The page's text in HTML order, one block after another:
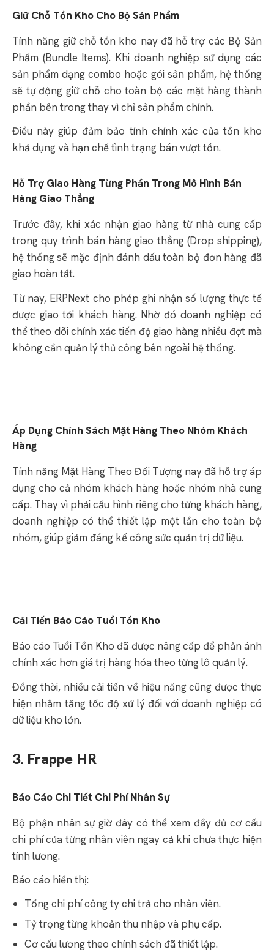
Giữ Chỗ Tồn Kho Cho Bộ Sản Phẩm
Tính năng giữ chỗ tồn kho nay đã hỗ trợ các Bộ Sản
Phẩm (Bundle Items). Khi doanh nghiệp sử dụng các
sản phẩm dạng combo hoặc gói sản phẩm, hệ thống
sẽ tự động giữ chỗ cho toàn bộ các mặt hàng thành
phần bên trong thay vì chỉ sản phẩm chính.
Điều này giúp đảm bảo tính chính xác của tồn kho
khả dụng và hạn chế tình trạng bán vượt tồn.
Hỗ Trợ Giao Hàng Từng Phần Trong Mô Hình Bán
Hàng Giao Thẳng
Trước đây, khi xác nhận giao hàng từ nhà cung cấp
trong quy trình bán hàng giao thẳng (Drop shipping),
hệ thống sẽ mặc định đánh dấu toàn bộ đơn hàng đã
giao hoàn tất.
Từ nay, ERPNext cho phép ghi nhận số lượng thực tế
được giao tới khách hàng. Nhờ đó doanh nghiệp có
thể theo dõi chính xác tiến độ giao hàng nhiều đợt mà
không cần quản lý thủ công bên ngoài hệ thống.
Áp Dụng Chính Sách Mặt Hàng Theo Nhóm Khách
Hàng
Tính năng Mặt Hàng Theo Đối Tượng nay đã hỗ trợ áp
dụng cho cả nhóm khách hàng hoặc nhóm nhà cung
cấp. Thay vì phải cấu hình riêng cho từng khách hàng,
doanh nghiệp có thể thiết lập một lần cho toàn bộ
nhóm, giúp giảm đáng kể công sức quản trị dữ liệu.
Cải Tiến Báo Cáo Tuổi Tồn Kho
Báo cáo Tuổi Tồn Kho đã được nâng cấp để phản ánh
chính xác hơn giá trị hàng hóa theo từng lô quản lý.
Đồng thời, nhiều cải tiến về hiệu năng cũng được thực
hiện nhằm tăng tốc độ xử lý đối với doanh nghiệp có
dữ liệu kho lớn.
3. Frappe HR
Báo Cáo Chi Tiết Chi Phí Nhân Sự
Bộ phận nhân sự giờ đây có thể xem đầy đủ cơ cấu
chi phí của từng nhân viên ngay cả khi chưa thực hiện
tính lương.
Báo cáo hiển thị:
Tổng chi phí công ty chi trả cho nhân viên.
Tỷ trọng từng khoản thu nhập và phụ cấp.
Cơ cấu lương theo chính sách đã thiết lập.